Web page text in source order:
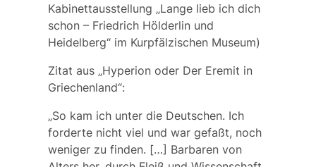
Kabinettausstellung „Lange lieb ich dich
schon – Friedrich Hölderlin und
Heidelberg“ im Kurpfälzischen Museum)
Zitat aus „Hyperion oder Der Eremit in
Griechenland“:
„So kam ich unter die Deutschen. Ich
forderte nicht viel und war gefaßt, noch
weniger zu finden. […] Barbaren von